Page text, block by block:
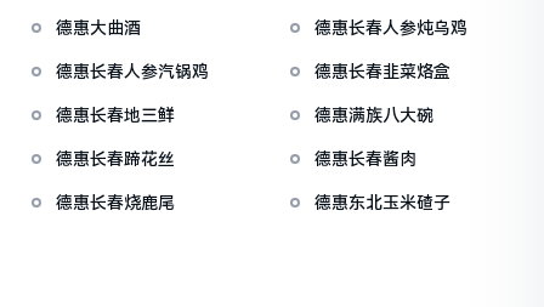
德惠大曲酒 德惠长春人参炖乌鸡
德惠长春人参汽锅鸡 德惠长春韭菜烙盒
德惠长春地三鲜 德惠满族八大碗
德惠长春蹄花丝 德惠长春酱肉
德惠长春烧鹿尾 德惠东北玉米碴子